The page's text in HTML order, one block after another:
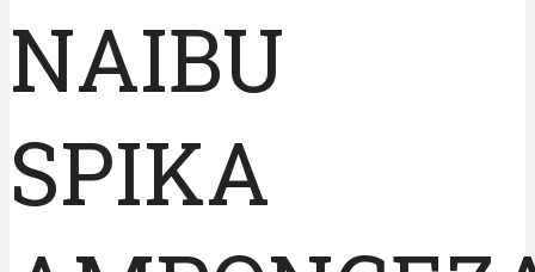
NAIBU
SPIKA